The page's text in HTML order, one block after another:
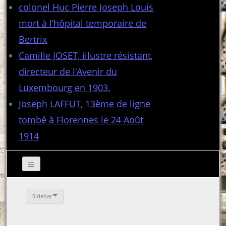
colonel Huc Pierre Joseph Louis
mort à l’hôpital temporaire de
Bertrix
Camille JOSET, illustre résistant,
directeur de l’Avenir du
Luxembourg en 1903.
Joseph LAFFUT, 13ème de ligne
tombé à Florennes le 24 Août
1914
Sidebar